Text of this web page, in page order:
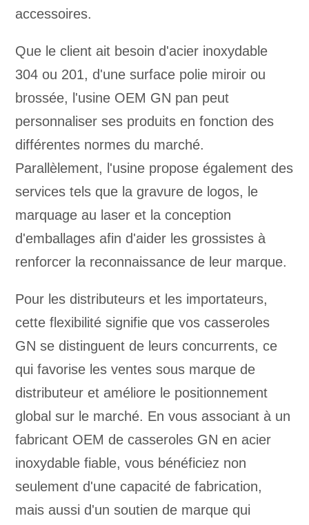
accessoires.
Que le client ait besoin d'acier inoxydable
304 ou 201, d'une surface polie miroir ou
brossée, l'usine OEM GN pan peut
personnaliser ses produits en fonction des
différentes normes du marché.
Parallèlement, l'usine propose également des
services tels que la gravure de logos, le
marquage au laser et la conception
d'emballages afin d'aider les grossistes à
renforcer la reconnaissance de leur marque.
Pour les distributeurs et les importateurs,
cette flexibilité signifie que vos casseroles
GN se distinguent de leurs concurrents, ce
qui favorise les ventes sous marque de
distributeur et améliore le positionnement
global sur le marché. En vous associant à un
fabricant OEM de casseroles GN en acier
inoxydable fiable, vous bénéficiez non
seulement d'une capacité de fabrication,
mais aussi d'un soutien de marque qui